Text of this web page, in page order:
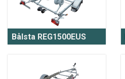
Bålsta REG1500EUS